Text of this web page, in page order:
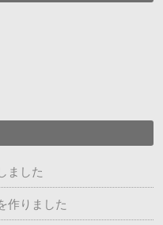
ました
作りました